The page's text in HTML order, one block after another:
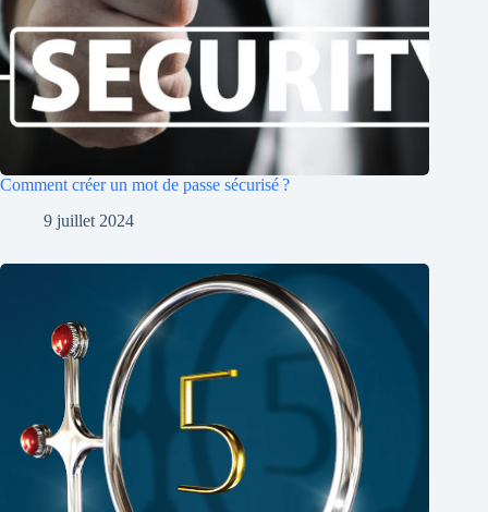
Comment créer un mot de passe sécurisé ?
9 juillet 2024